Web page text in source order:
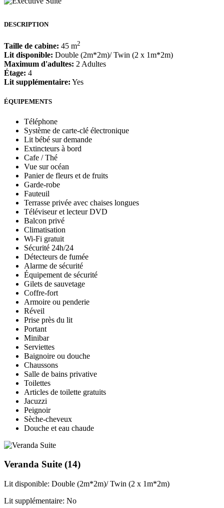
DESCRIPTION
Taille de cabine: 45 m2
Lit disponible: Double (2m*2m)/ Twin (2 x 1m*2m)
Maximum d'adultes: 2 Adultes
Étage: 4
Lit supplémentaire: Yes
ÉQUIPEMENTS
Téléphone
Système de carte-clé électronique
Lit bébé sur demande
Extincteurs à bord
Cafe / Thé
Vue sur océan
Panier de fleurs et de fruits
Garde-robe
Fauteuil
Terrasse privée avec chaises longues
Téléviseur et lecteur DVD
Balcon privé
Climatisation
Wi-Fi gratuit
Sécurité 24h/24
Détecteurs de fumée
Alarme de sécurité
Équipement de sécurité
Gilets de sauvetage
Coffre-fort
Armoire ou penderie
Réveil
Prise près du lit
Portant
Minibar
Serviettes
Baignoire ou douche
Chaussons
Salle de bains privative
Toilettes
Articles de toilette gratuits
Jacuzzi
Peignoir
Sèche-cheveux
Douche et eau chaude
Veranda Suite (14)
Lit disponible: Double (2m*2m)/ Twin (2 x 1m*2m)
Lit supplémentaire: No